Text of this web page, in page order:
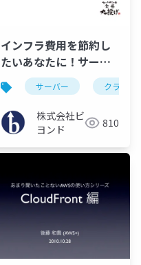
インフラ費用を節約し
たいあなたに！サーバ
ー事業者がお送りする
節約術5選
サーバー クラウド
株式会社ビ
ヨンド
810